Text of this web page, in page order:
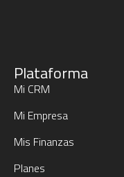
Plataforma
Mi CRM
Mi Empresa
Mis Finanzas
Planes